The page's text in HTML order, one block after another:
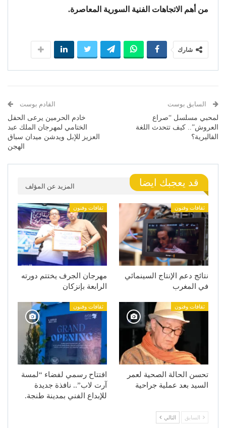
من أهم الاتجاهات الفنية السورية المعاصرة.
شارك
السابق بوست
لمحبي مسلسل “صراع
العروش”.. كيف تتحدث اللغة
الفاليرية؟
القادم بوست
خادم الحرمين يرعى الحفل
الختامي لمهرجان الملك عبد
العزيز للإبل ويدشن ميدان سباق
الهجن
قد يعجبك ايضا المزيد عن المؤلف
ثقافات وفنون
نتائج دعم الإنتاج السينمائي
في المغرب
ثقافات وفنون
مهرجان الجرف يختتم دورته
الرابعة بإنزكان
ثقافات وفنون
تحسن الحالة الصحية لعمر
السيد بعد عملية جراحية
ثقافات وفنون
افتتاح رسمي لفضاء “لمسة
آرت لاب”.. نافذة جديدة
للإبداع الفني بمدينة طنجة.
السابق التالي